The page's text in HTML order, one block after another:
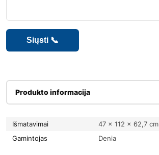
Produkto informacija
Išmatavimai
47 × 112 × 62,7 cm
Gamintojas
Denia